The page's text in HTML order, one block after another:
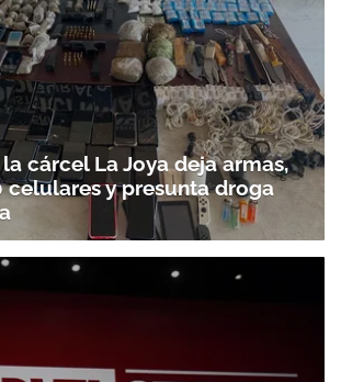
cárcel La Joya deja armas,
celulares y presunta droga